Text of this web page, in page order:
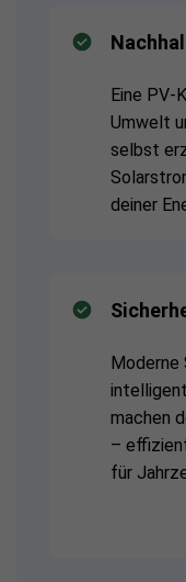
Eine PV-
Umwelt
selbst
deiner
Moderne
machen
–
für